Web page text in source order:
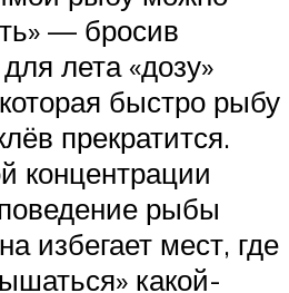
— бросив
лета «дозу»
быстро рыбу
прекратится.
концентрации
рыбы
избегает мест, где
какой-